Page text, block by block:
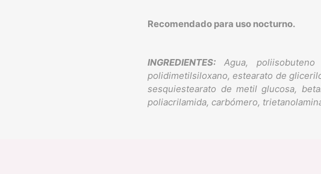
Recomendado para uso nocturno.
INGREDIENTES: Agua,
polidimetilsiloxano, estearato de
sesquiestearato de metil glucosa,
poliacrilamida, carbómero,